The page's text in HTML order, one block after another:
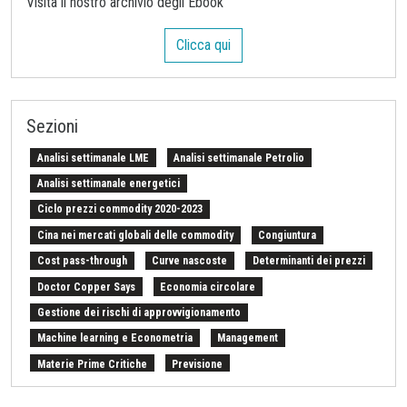
Clicca qui
Sezioni
Analisi settimanale LME Analisi settimanale Petrolio
Analisi settimanale energetici
Ciclo prezzi commodity 2020-2023
Cina nei mercati globali delle commodity Congiuntura
Cost pass-through Curve nascoste Determinanti dei prezzi
Doctor Copper Says Economia circolare
Gestione dei rischi di approvvigionamento
Machine learning e Econometria Management
Materie Prime Critiche Previsione
Procurement Intelligence Settimana Finanziaria Materie Prime